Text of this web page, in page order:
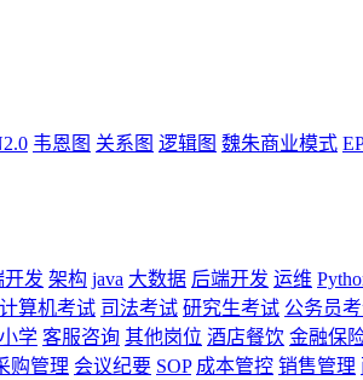
韦恩图 关系图 逻辑图 魏朱商业模式
开发 架构 java 大数据 后端开发 运维
计算机考试 司法考试 研究生考试 公务员
小学 客服咨询 其他岗位 酒店餐饮 金融保
购管理 会议纪要 SOP 成本管控 销售管理